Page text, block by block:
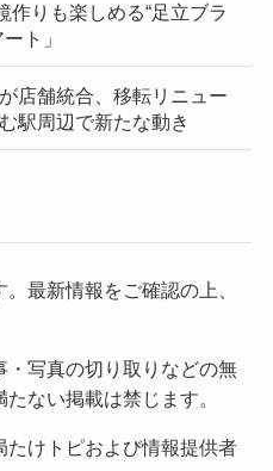
作りも楽しめる“足立ブラ
ト」
店舗統合、移転リニュー
駅周辺で新たな動き
最新情報をご確認の上、
・写真の切り取りなどの無
ない掲載は禁じます。
けトピおよび情報提供者